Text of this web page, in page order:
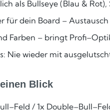
als Bullseye (Blau &
für dein Board –
Farben – bringt
Nie wieder mit
Blick
/ 1x